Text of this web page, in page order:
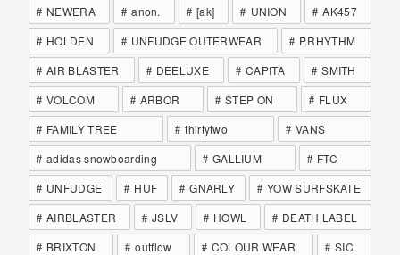
NEWERA
anon. [ak] UNION
AK457
HOLDEN
UNFUDGE OUTERWEAR
P.RHYTHM
AIR BLASTER
DEELUXE CAPITA
SMITH
VOLCOM
ARBOR STEP ON
FLUX
FAMILY TREE
thirtytwo
VANS
adidas snowboarding
GALLIUM
FTC
UNFUDGE
HUF GNARLY
YOW SURFSKATE
AIRBLASTER
JSLV HOWL
DEATH LABEL
BRIXTON
outflow COLOUR WEAR
SIC